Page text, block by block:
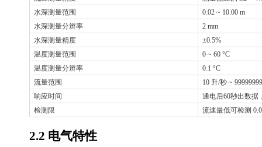
水深测量范围
0.02 ~ 10.00 m
水深测量分辨率
2 mm
水深测量精度
±0.5%
温度测量范围
0 ~ 60 °C
温度测量分辨率
0.1 °C
流量范围
10 升/秒 ~
响应时间
通电后60秒出数据
检测限
流速最低可检测
2.2 电气特性